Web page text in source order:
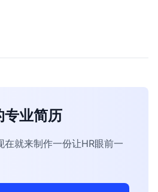
专业简历
在就来制作一份让HR眼前一